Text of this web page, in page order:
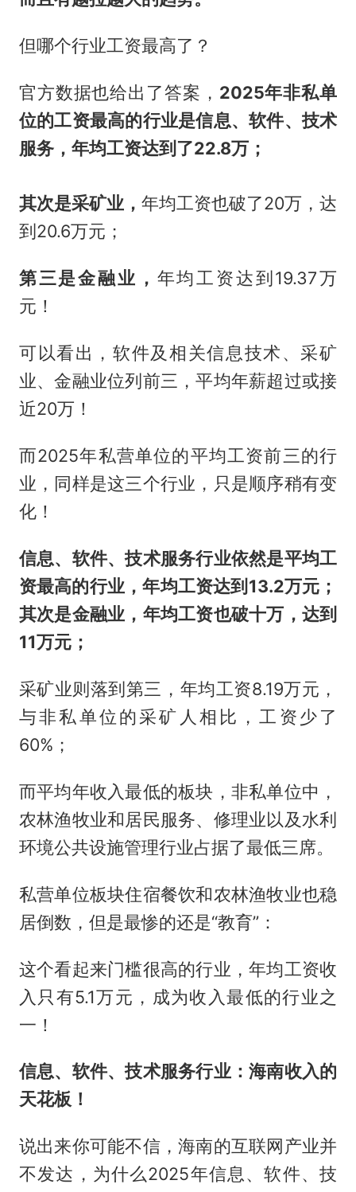
但哪个行业工资最高了？
官方数据也给出了答案， 2025年非私单
位的工资最高的行业是信息、软件、技术
服务，年均工资达到了22.8万；
其次是采矿业， 年均工资也破了20万，达
到20.6万元；
第三是金融业， 年均工资达到19.37万
元！
可以看出，软件及相关信息技术、采矿
业、金融业位列前三，平均年薪超过或接
近20万！
而2025年私营单位的平均工资前三的行
业，同样是这三个行业，只是顺序稍有变
化！
信息、软件、技术服务行业依然是平均工
资最高的行业，年均工资达到13.2万元；
其次是金融业，年均工资也破十万，达到
11万元；
采矿业则落到第三，年均工资8.19万元，
与非私单位的采矿人相比，工资少了
60%；
而平均年收入最低的板块，非私单位中，
农林渔牧业和居民服务、修理业以及水利
环境公共设施管理行业占据了最低三席。
私营单位板块住宿餐饮和农林渔牧业也稳
居倒数，但是最惨的还是“教育”：
这个看起来门槛很高的行业，年均工资收
入只有5.1万元，成为收入最低的行业之
一！
信息、软件、技术服务行业：海南收入的
天花板！
说出来你可能不信，海南的互联网产业并
不发达，为什么2025年信息、软件、技